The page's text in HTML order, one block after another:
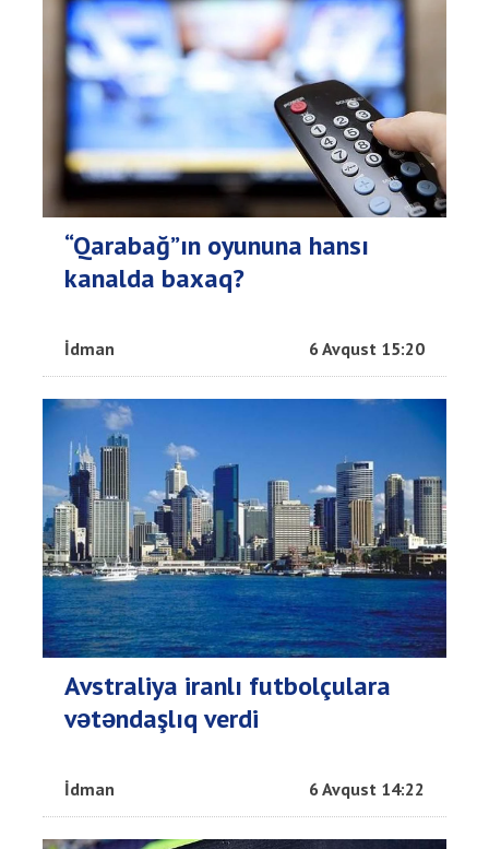
“Qarabağ”ın oyununa hansı
kanalda baxaq?
İdman 6 Avqust 15:20
Avstraliya iranlı futbolçulara
vətəndaşlıq verdi
İdman 6 Avqust 14:22